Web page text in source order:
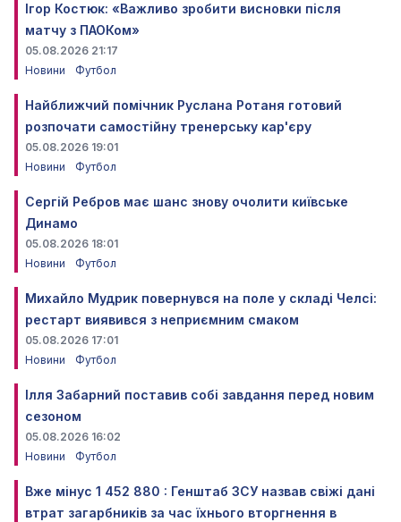
Ігор Костюк: «Важливо зробити висновки після
матчу з ПАОКом»
05.08.2026 21:17
Новини
Футбол
Найближчий помічник Руслана Ротаня готовий
розпочати самостійну тренерську кар'єру
05.08.2026 19:01
Новини
Футбол
Сергій Ребров має шанс знову очолити київське
Динамо
05.08.2026 18:01
Новини
Футбол
Михайло Мудрик повернувся на поле у складі Челсі:
рестарт виявився з неприємним смаком
05.08.2026 17:01
Новини
Футбол
Ілля Забарний поставив собі завдання перед новим
сезоном
05.08.2026 16:02
Новини
Футбол
Вже мінус 1 452 880 : Генштаб ЗСУ назвав свіжі дані
втрат загарбників за час їхнього вторгнення в